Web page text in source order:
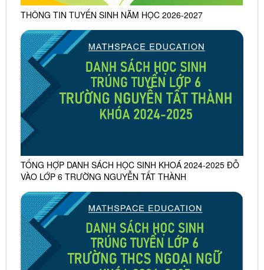
THÔNG TIN TUYỂN SINH NĂM HỌC 2026-2027
TỔNG HỢP DANH SÁCH HỌC SINH KHOÁ 2024-2025 ĐỖ
VÀO LỚP 6 TRƯỜNG NGUYỄN TẤT THÀNH